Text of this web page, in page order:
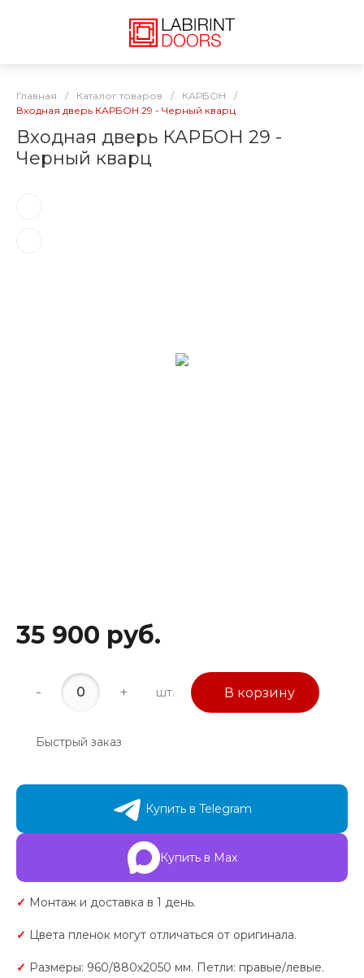
Главная / Каталог товаров / КАРБОН
/
Входная дверь КАРБОН 29 - Черный кварц
Входная дверь КАРБОН 29 -
Черный кварц
35 900 руб.
- + шт. В корзину
Быстрый заказ
Купить в Telegram
Купить в Max
✓ Монтаж и доставка в 1 день.
✓ Цвета пленок могут отличаться от оригинала.
✓ Размеры: 960/880х2050 мм. Петли: правые/левые.